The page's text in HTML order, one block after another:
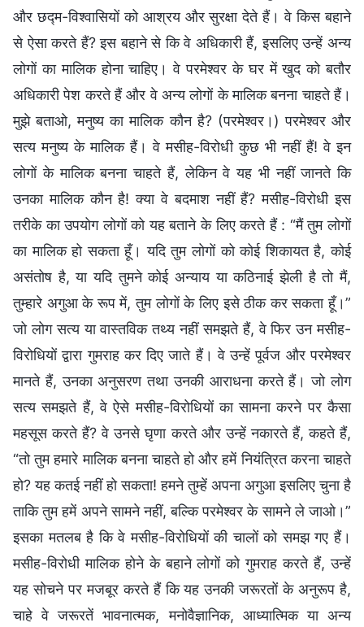
और छद्म-विश्वासियों को आश्रय और सुरक्षा देते हैं। वे किस बहाने
से ऐसा करते हैं? इस बहाने से कि वे अधिकारी हैं, इसलिए उन्हें अन्य
लोगों का मालिक होना चाहिए। वे परमेश्वर के घर में खुद को बतौर
अधिकारी पेश करते हैं और वे अन्य लोगों के मालिक बनना चाहते हैं।
मुझे बताओ, मनुष्य का मालिक कौन है? (परमेश्वर।) परमेश्वर और
सत्य मनुष्य के मालिक हैं। वे मसीह-विरोधी कुछ भी नहीं हैं! वे इन
लोगों के मालिक बनना चाहते हैं, लेकिन वे यह भी नहीं जानते कि
उनका मालिक कौन है! क्या वे बदमाश नहीं हैं? मसीह-विरोधी इस
तरीके का उपयोग लोगों को यह बताने के लिए करते हैं : “मैं तुम लोगों
का मालिक हो सकता हूँ। यदि तुम लोगों को कोई शिकायत है, कोई
असंतोष है, या यदि तुमने कोई अन्याय या कठिनाई झेली है तो मैं,
तुम्हारे अगुआ के रूप में, तुम लोगों के लिए इसे ठीक कर सकता हूँ।”
जो लोग सत्य या वास्तविक तथ्य नहीं समझते हैं, वे फिर उन मसीह-
विरोधियों द्वारा गुमराह कर दिए जाते हैं। वे उन्हें पूर्वज और परमेश्वर
मानते हैं, उनका अनुसरण तथा उनकी आराधना करते हैं। जो लोग
सत्य समझते हैं, वे ऐसे मसीह-विरोधियों का सामना करने पर कैसा
महसूस करते हैं? वे उनसे घृणा करते और उन्हें नकारते हैं, कहते हैं,
“तो तुम हमारे मालिक बनना चाहते हो और हमें नियंत्रित करना चाहते
हो? यह कतई नहीं हो सकता! हमने तुम्हें अपना अगुआ इसलिए चुना है
ताकि तुम हमें अपने सामने नहीं, बल्कि परमेश्वर के सामने ले जाओ।”
इसका मतलब है कि वे मसीह-विरोधियों की चालों को समझ गए हैं।
मसीह-विरोधी मालिक होने के बहाने लोगों को गुमराह करते हैं, उन्हें
यह सोचने पर मजबूर करते हैं कि यह उनकी जरूरतों के अनुरूप है,
चाहे वे जरूरतें भावनात्मक, मनोवैज्ञानिक, आध्यात्मिक या अन्य